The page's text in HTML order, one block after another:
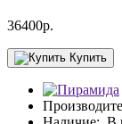
36400р.
Купить